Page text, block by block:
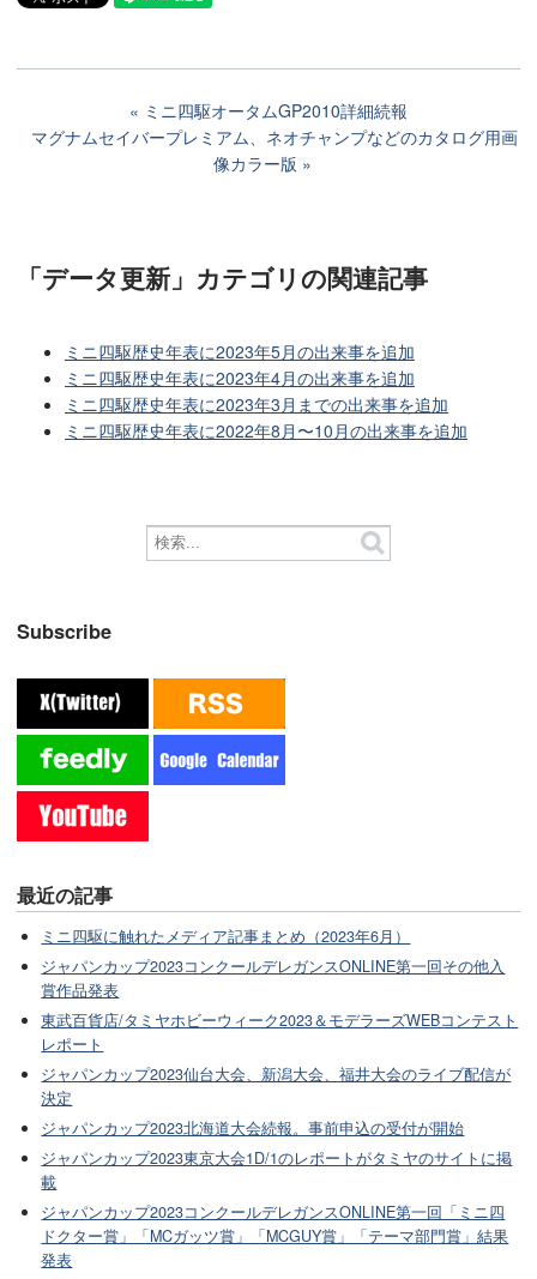
ミニ四駆オータムGP2010詳細続報
マグナムセイバープレミアム、ネオチャンプなどのカタログ用画
像カラー版
「データ更新」カテゴリの関連記事
ミニ四駆歴史年表に2023年5月の出来事を追加
ミニ四駆歴史年表に2023年4月の出来事を追加
ミニ四駆歴史年表に2023年3月までの出来事を追加
ミニ四駆歴史年表に2022年8月〜10月の出来事を追加
Subscribe
最近の記事
ミニ四駆に触れたメディア記事まとめ（2023年6月）
ジャパンカップ2023コンクールデレガンスONLINE第一回その他入
賞作品発表
東武百貨店/タミヤホビーウィーク2023＆モデラーズWEBコンテスト
レポート
ジャパンカップ2023仙台大会、新潟大会、福井大会のライブ配信が
決定
ジャパンカップ2023北海道大会続報。事前申込の受付が開始
ジャパンカップ2023東京大会1D/1のレポートがタミヤのサイトに掲
載
ジャパンカップ2023コンクールデレガンスONLINE第一回「ミニ四
ドクター賞」「MCガッツ賞」「MCGUY賞」「テーマ部門賞」結果
発表